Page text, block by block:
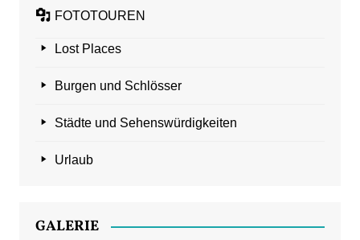
FOTOTOUREN
Lost Places
Burgen und Schlösser
Städte und Sehenswürdigkeiten
Urlaub
GALERIE